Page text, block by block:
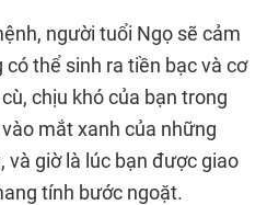
người tuổi Ngọ sẽ cảm
thể sinh ra tiền bạc và cơ
chịu khó của bạn trong
mắt xanh của những
và giờ là lúc bạn được giao
tính bước ngoặt.